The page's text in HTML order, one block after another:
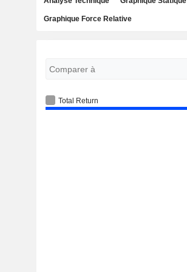
Graphique Force Relative
Total Return